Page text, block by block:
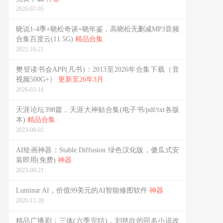
2020-07-05
晓说1-4季+晓松奇谈+晓年鉴，高晓松无删减MP3音频
合集百度云(11.5G) 精品合集
2022-10-21
樊登读书会APP(凡书)：2013至2026年合集下载（音
视频500G+） 更新至26年3月
2026-03-16
天涯论坛398篇，天涯大神贴合集(电子书/pdf/txt各版
本) 精品合集
2023-08-02
AI绘画神器：Stable Diffusion 绿色汉化版，傻瓜式安
装即用(免费) 神器
2023-09-21
Luminar AI，价值99美元的AI智能修图软件 神器
2020-11-28
精品广播剧：三体(六季完结)，刘慈欣的同名小说改